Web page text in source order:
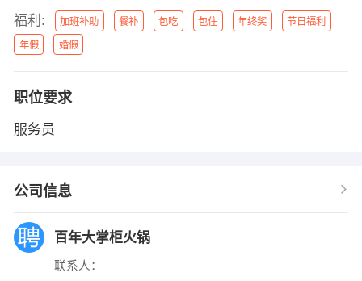
福利:
加班补助 餐补 包吃 包住 年终奖 节日福利
年假 婚假
职位要求
服务员
公司信息
百年大掌柜火锅
联系人：